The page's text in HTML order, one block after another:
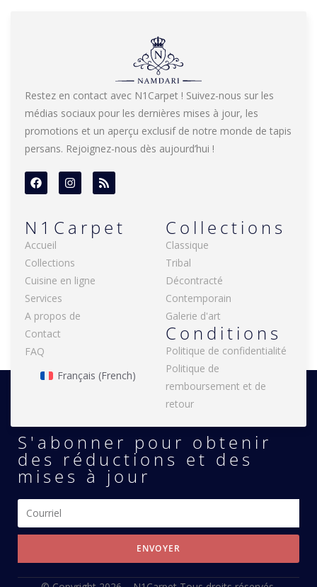
N1Carpet
Accueil
Collections
Cuisine en ligne
Services
A propos de
Contact
FAQ
Français (French)
Collections
Classique
Tribal
Décontracté
Contemporain
Galerie d'art
Conditions
Politique de confidentialité
Politique de
remboursement et de
retour
Restez en contact avec N1Carpet ! Suivez-nous sur les
médias sociaux pour les dernières mises à jour, les
promotions et un aperçu exclusif de notre monde de tapis
persans. Rejoignez-nous dès aujourd’hui !
S'abonner pour obtenir
des réductions et des
mises à jour
ENVOYER